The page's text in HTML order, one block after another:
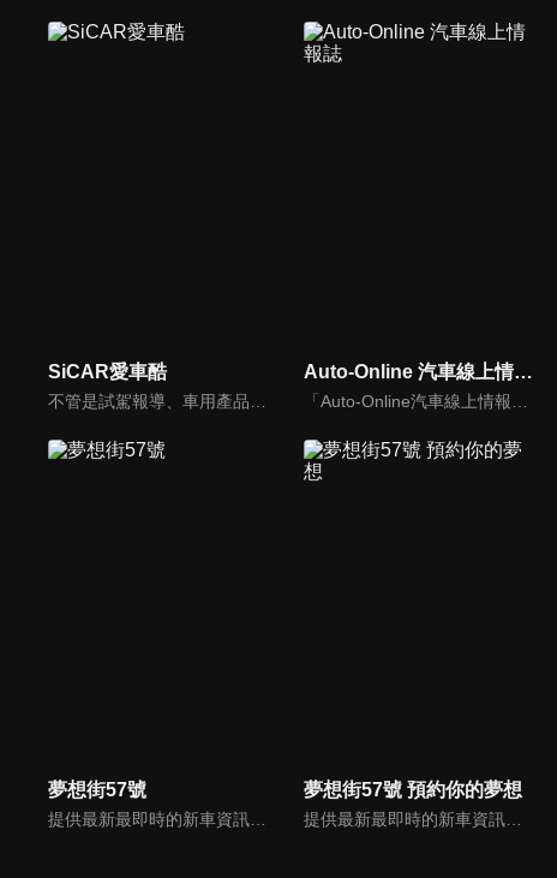
SiCAR愛車酷 Auto-Online 汽車線上情報誌
夢想街57號
提供最新最即時的新車資訊、邀請汽車達人分享試車報告，同時幫觀眾做最仔細的車款集評。還有專家分享最實用、最省錢的愛車維修撇步，甚至將難得一見的限量車、改裝車直接搬到棚內，將更專業、更豐富、更多元化的內容呈現給觀眾。
夢想街57號 預約你的夢想
提供最新最即時的新車資訊、邀請汽車達人分享試車報告，同時幫觀眾做最仔細的車款集評！還有專家分享最實用、最省錢的愛車維修撇步，甚至將難得一見的限量車、改裝車直接搬到棚內，將更專業、更豐富、更多元化的內容呈現給觀眾。